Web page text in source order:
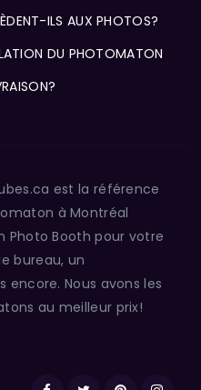
ILS AUX PHOTOS?
DU PHOTOMATON
est la référence
à Montréal
Photo Booth pour votre
bureau, un
encore. Nous avons les
au meilleur prix!